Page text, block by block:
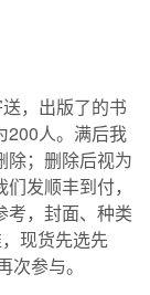
，出版了的书
200人。满后我
除；删除后视为
发顺丰到付，
考，封面、种类
现货先选先
参与。